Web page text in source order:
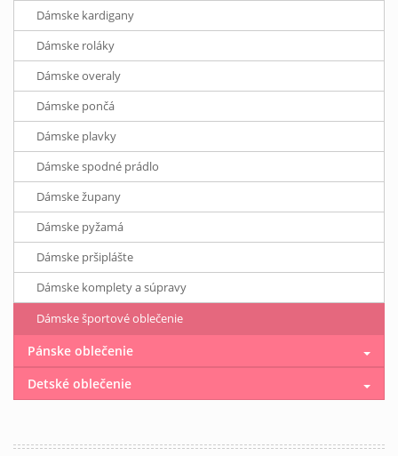
Dámske kardigany
Dámske roláky
Dámske overaly
Dámske pončá
Dámske plavky
Dámske spodné prádlo
Dámske župany
Dámske pyžamá
Dámske pršiplášte
Dámske komplety a súpravy
Dámske športové oblečenie
Pánske oblečenie
Detské oblečenie